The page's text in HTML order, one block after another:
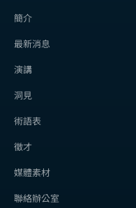
簡介
最新消息
演講
洞見
術語表
徵才
媒體素材
聯絡辦公室